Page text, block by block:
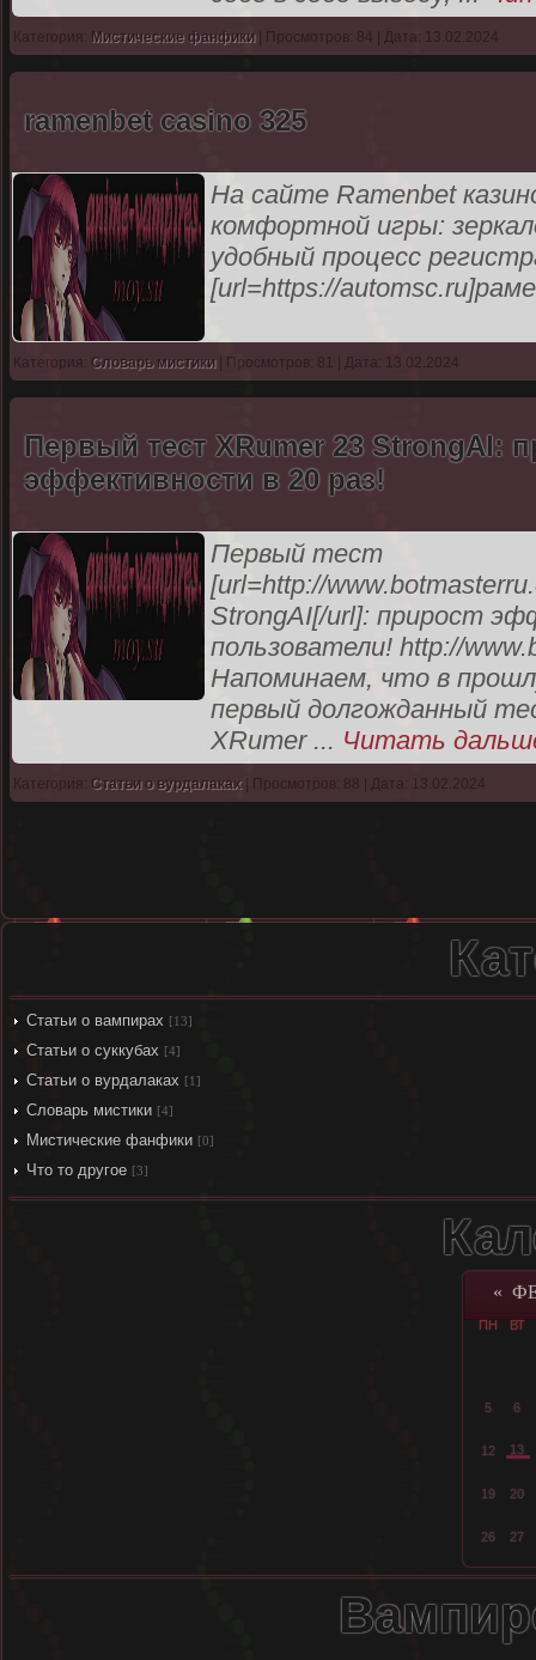
Категория: Мистические фанфики| Просмотров: 84 | Дата: 13.02.2024
ramenbet casino 325
На сайте Ramenbet
комфортной игры:
удобный процесс
[url=https://
Категория: Словарь мистики| Просмотров: 81 | Дата: 13.02.2024
Первый тест XRumer 23 StrongAI:
эффективности в 20 раз!
Первый тест
[url=http://
StrongAI[/url]: прирост
пользователи! http://
Напоминаем, что в
первый долгожданный
XRumer ... Читать
Категория: Статьи о вурдалаках | Просмотров: 88 | Дата: 13.02.2024
Статьи о вампирах [13]
Статьи о суккубах [4]
Статьи о вурдалаках [1]
Словарь мистики [4]
Мистические фанфики [0]
Что то другое [3]
«
ПН ВТ
5 6
12 13
19 20
26 27